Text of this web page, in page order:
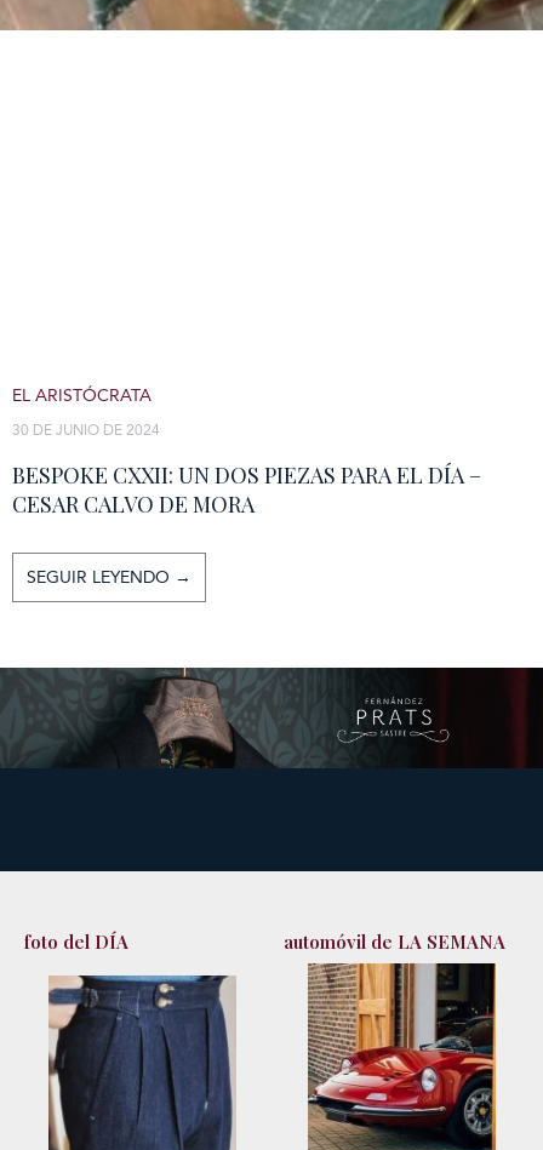
BESPOKE CXXII: UN DOS PIEZAS PARA EL DÍA –
CESAR CALVO DE MORA
30 DE JUNIO DE 2024
EL ARISTÓCRATA
SEGUIR LEYENDO →
foto del DÍA automóvil de LA SEMANA